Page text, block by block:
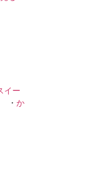
イー
・ か